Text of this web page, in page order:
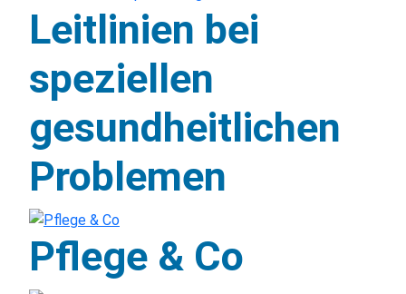
Leitlinien bei
speziellen
gesundheitlichen
Problemen
Pflege & Co